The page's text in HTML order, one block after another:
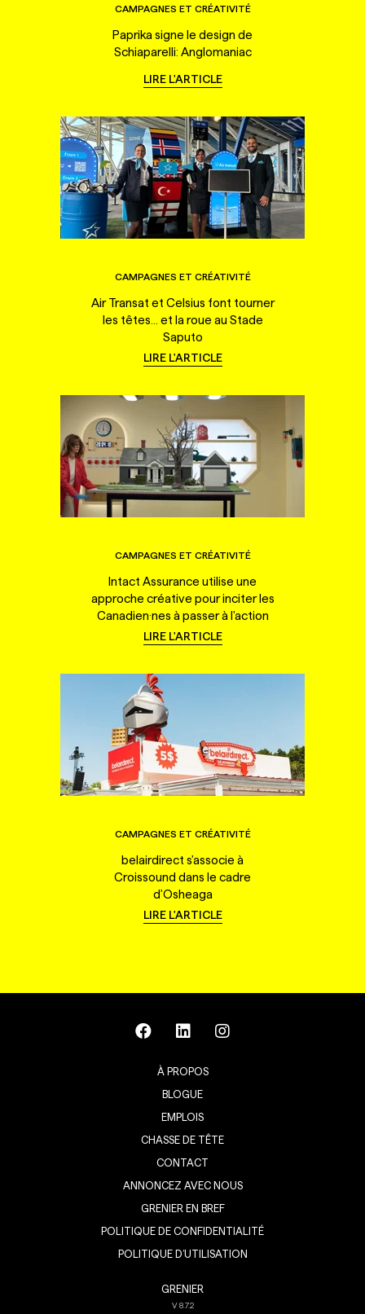
CAMPAGNES ET CRÉATIVITÉ
Paprika signe le design de
Schiaparelli: Anglomaniac
LIRE L'ARTICLE
CAMPAGNES ET CRÉATIVITÉ
Air Transat et Celsius font tourner
les têtes... et la roue au Stade
Saputo
LIRE L'ARTICLE
CAMPAGNES ET CRÉATIVITÉ
Intact Assurance utilise une
approche créative pour inciter les
Canadien·nes à passer à l'action
LIRE L'ARTICLE
CAMPAGNES ET CRÉATIVITÉ
belairdirect s'associe à
Croissound dans le cadre
d'Osheaga
LIRE L'ARTICLE
À PROPOS
BLOGUE
EMPLOIS
CHASSE DE TÊTE
CONTACT
ANNONCEZ AVEC NOUS
GRENIER EN BREF
POLITIQUE DE CONFIDENTIALITÉ
POLITIQUE D’UTILISATION
GRENIER
V8.7.2